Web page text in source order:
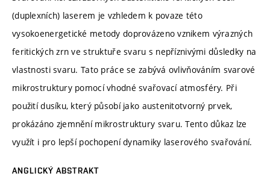
(duplexních) laserem je vzhledem k povaze této
vysokoenergetické metody doprovázeno vznikem výrazných
feritických zrn ve struktuře svaru s nepříznivými důsledky na
vlastnosti svaru. Tato práce se zabývá ovlivňováním svarové
mikrostruktury pomocí vhodné svařovací atmosféry. Při
použití dusíku, který působí jako austenitotvorný prvek,
prokázáno zjemnění mikrostruktury svaru. Tento důkaz lze
využít i pro lepší pochopení dynamiky laserového svařování.
ANGLICKÝ ABSTRAKT